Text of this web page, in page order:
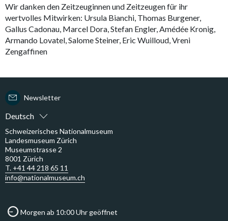
Wir danken den Zeitzeuginnen und Zeitzeugen für ihr
wertvolles Mitwirken: Ursula Bianchi, Thomas Burgener,
Gallus Cadonau, Marcel Dora, Stefan Engler, Amédée Kronig,
Armando Lovatel, Salome Steiner, Eric Wuilloud, Vreni
Zengaffinen
Deutsch
Newsletter
Schweizerisches Nationalmuseum
Landesmuseum Zürich
Museumstrasse 2
8001 Zürich
T. +41 44 218 65 11
info@nationalmuseum.ch
Morgen ab 10:00 Uhr geöffnet